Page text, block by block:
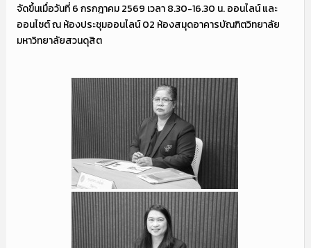
จัดขึ้นเมื่อวันที่ 6 กรกฎาคม 2569 เวลา 8.30-16.30 น. ออนไลน์ และ
ออนไซต์ ณ ห้องประชุมออนไลน์ 02 ห้องสมุดอาคารบัณฑิตวิทยาลัย
มหาวิทยาลัยสวนดุสิต